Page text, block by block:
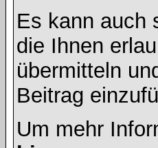
Es kann auch
die Ihnen
übermitteln
Beitrag
Um mehr